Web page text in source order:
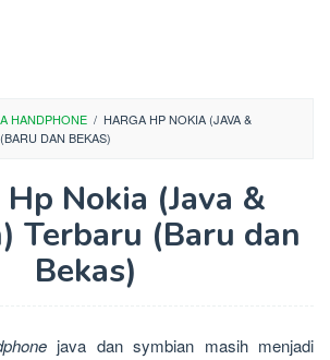
HANDPHONE / HARGA HP NOKIA (JAVA &
DAN BEKAS)
Nokia (Java &
Terbaru (Baru dan
Bekas)
java dan symbian masih menjadi